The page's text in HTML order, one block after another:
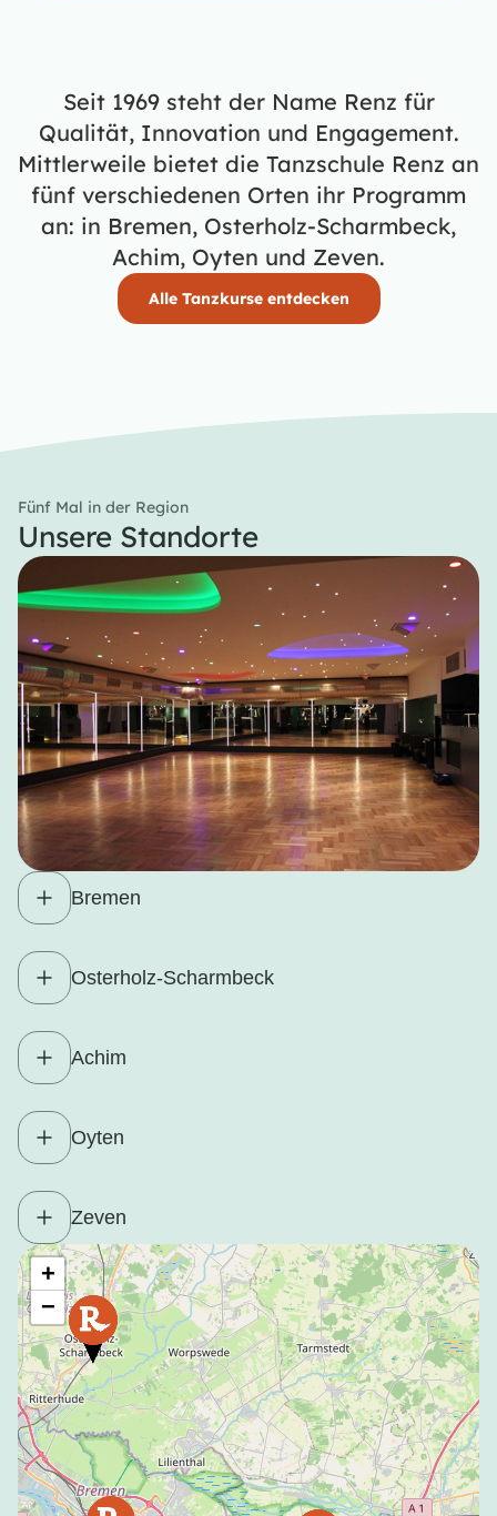
Seit 1969 steht der Name Renz für
Qualität, Innovation und Engagement.
Mittlerweile bietet die Tanzschule Renz an
fünf verschiedenen Orten ihr Programm
an: in Bremen, Osterholz-Scharmbeck,
Achim, Oyten und Zeven.
Alle Tanzkurse entdecken
Fünf Mal in der Region
Unsere Standorte
Bremen
Osterholz-Scharmbeck
Achim
Oyten
Zeven
+
−